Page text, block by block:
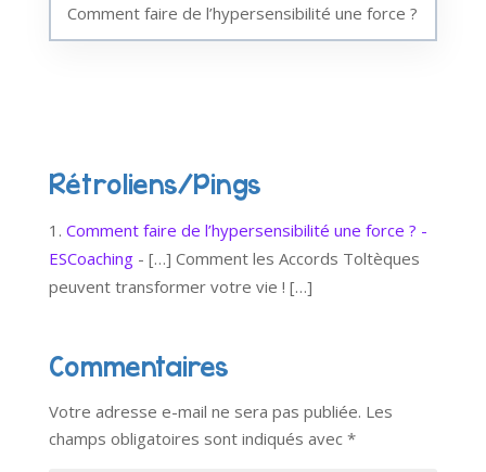
Comment faire de l’hypersensibilité une force ?
Rétroliens/Pings
Comment faire de l’hypersensibilité une force ? -
ESCoaching- […] Comment les Accords Toltèques
peuvent transformer votre vie ! […]
Commentaires
Votre adresse e-mail ne sera pas publiée. Les
champs obligatoires sont indiqués avec *